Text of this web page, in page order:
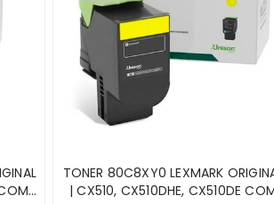
TONER 80C8XY0 LEXMARK
| CX510, CX510DHE, CX510DE